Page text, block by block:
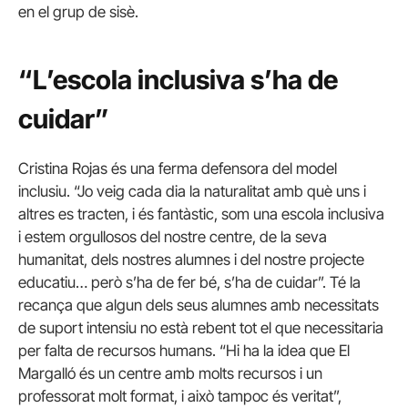
en el grup de sisè.
“L’escola inclusiva s’ha de
cuidar”
Cristina Rojas és una ferma defensora del model
inclusiu. “Jo veig cada dia la naturalitat amb què uns i
altres es tracten, i és fantàstic, som una escola inclusiva
i estem orgullosos del nostre centre, de la seva
humanitat, dels nostres alumnes i del nostre projecte
educatiu… però s’ha de fer bé, s’ha de cuidar”. Té la
recança que algun dels seus alumnes amb necessitats
de suport intensiu no està rebent tot el que necessitaria
per falta de recursos humans. “Hi ha la idea que El
Margalló és un centre amb molts recursos i un
professorat molt format, i això tampoc és veritat”,